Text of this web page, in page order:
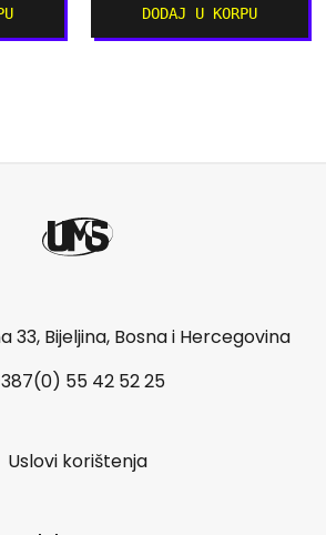
DODAJ U KORPU
33, Bijeljina, Bosna i Hercegovina
55 42 52 25
Uslovi korištenja